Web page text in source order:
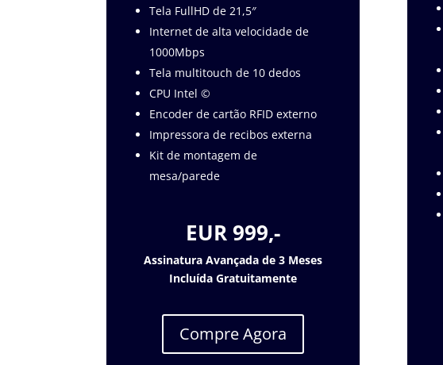
Tela FullHD de 21,5″
Internet de alta velocidade de
1000Mbps
Tela multitouch de 10 dedos
CPU Intel ©
Encoder de cartão RFID externo
Impressora de recibos externa
Kit de montagem de
mesa/parede
EUR 999,-
Assinatura Avançada de 3 Meses
Incluída Gratuitamente
Compre Agora